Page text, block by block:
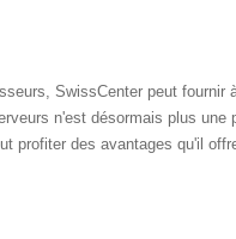
SwissCenter peut fournir
n'est désormais plus une
profiter des avantages qu'il